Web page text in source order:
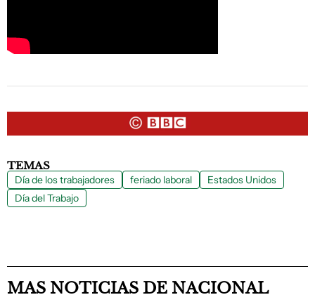
TEMAS
Día de los trabajadores feriado laboral
Estados Unidos
Día del Trabajo
MAS NOTICIAS DE NACIONAL